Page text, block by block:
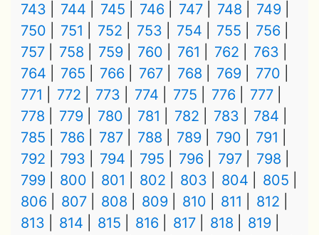
743
744 745 746 747 748
749
750
751 752 753 754 755
756
757
758 759 760 761 762
763
764
765 766 767 768 769
770
771
772 773 774 775 776
777
778
779 780 781 782 783
784
785
786 787 788 789 790
791
792
793 794 795 796 797
798
799
800 801 802 803 804
805
806
807 808 809 810 811
812
813
814 815 816 817 818
819